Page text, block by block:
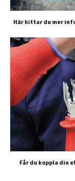
Här hittar du mer
Får du koppla din